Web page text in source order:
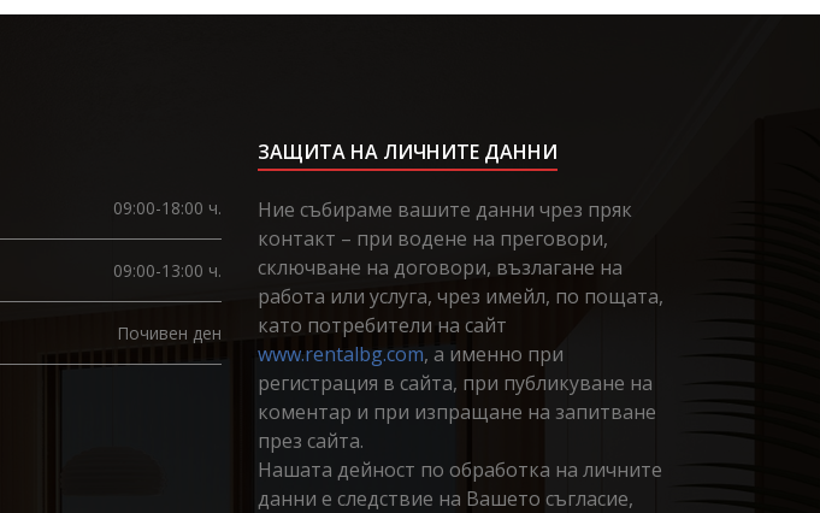
09:00-18:00 ч.
09:00-13:00 ч.
Почивен ден
ЗАЩИТА НА ЛИЧНИТЕ ДАННИ
Ние събираме вашите данни чрез пряк
контакт – при водене на преговори,
сключване на договори, възлагане на
работа или услуга, чрез имейл, по пощата,
като потребители на сайт
www.rentalbg.com, а именно при
регистрация в сайта, при публикуване на
коментар и при изпращане на запитване
през сайта.
Нашата дейност по обработка на личните
данни е следствие на Вашето съгласие,